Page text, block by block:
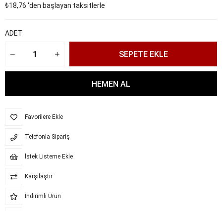
₺18,76 'den başlayan taksitlerle
ADET
Favorilere Ekle
Telefonla Sipariş
İstek Listeme Ekle
Karşılaştır
İndirimli Ürün